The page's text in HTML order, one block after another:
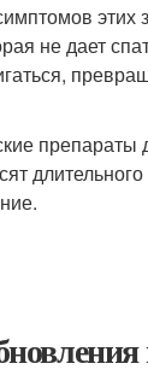
этих
не дает
препараты